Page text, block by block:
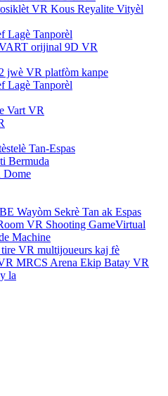
VR Kous Reyalite Vityèl
Lagè Tanporèl
orijinal 9D VR
jwè VR platfòm kanpe
Lagè Tanporèl
Vart VR
Tan-Espas
Bermuda
Dome
Wayòm Sekrè Tan ak Espas
VR Shooting GameVirtual
Machine
VR multijoueurs kaj fè
MRCS Arena Ekip Batay VR
la